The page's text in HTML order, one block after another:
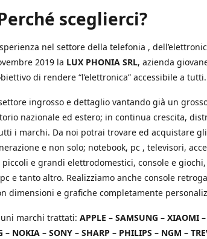
sceglierci?
nel settore della telefonia ,
2019 la LUX PHONIA SRL, azienda
di rendere “l’elettronica” accessibile a tutti.
ingrosso e dettaglio vantando già un
nazionale ed estero; in continua crescita,
i marchi. Da noi potrai trovare ed acquistare gli
e non solo; notebook, pc , televisori,
e grandi elettrodomestici, console e
e tanto altro. Realizziamo anche console
dimensioni e grafiche completamente
marchi trattati: APPLE – SAMSUNG – XIAOMI
– NOKIA – SONY – SHARP – PHILIPS – NGM –